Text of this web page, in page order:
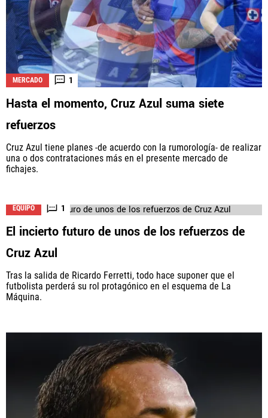
MERCADO 1
Hasta el momento, Cruz Azul suma siete
refuerzos
Cruz Azul tiene planes -de acuerdo con la rumorología- de realizar
una o dos contrataciones más en el presente mercado de
fichajes.
EQUIPO 1
El incierto futuro de unos de los refuerzos de
Cruz Azul
Tras la salida de Ricardo Ferretti, todo hace suponer que el
futbolista perderá su rol protagónico en el esquema de La
Máquina.